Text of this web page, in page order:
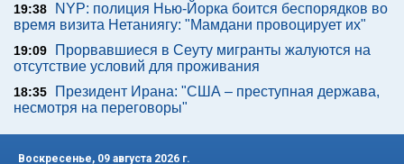
19:38
NYP: полиция Нью-Йорка боится беспорядков во
время визита Нетаниягу: "Мамдани провоцирует их"
19:09
Прорвавшиеся в Сеуту мигранты жалуются на
отсутствие условий для проживания
18:35
Президент Ирана: "США – преступная держава,
несмотря на переговоры"
Воскресенье, 09 августа 2026 г.